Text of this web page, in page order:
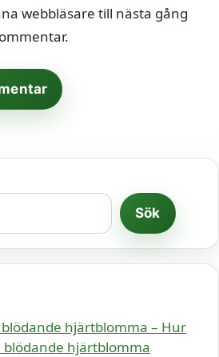
webbläsare till nästa gång
Sök
hjärtblomma – Hur
hjärtblomma